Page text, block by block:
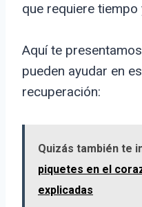
que requiere tiempo
Aquí te
pueden ayudar en
recuperación:
Quizás también te
piquetes en el
explicadas